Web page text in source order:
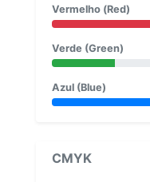
Vermelho (Red)
Verde (Green)
Azul (Blue)
CMYK